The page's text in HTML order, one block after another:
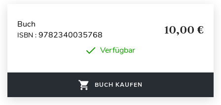
Buch
ISBN : 9782340035768 10,00 €
Verfügbar
BUCH KAUFEN